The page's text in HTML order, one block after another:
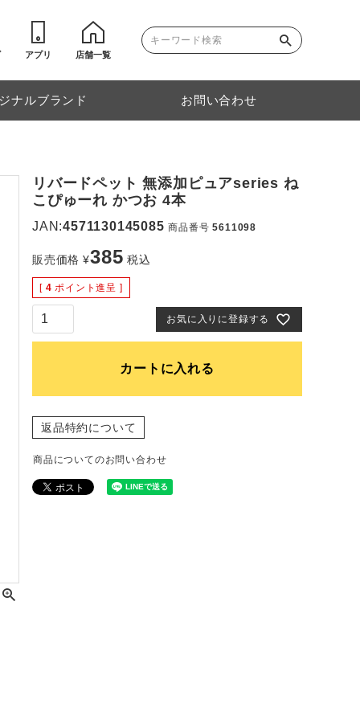
アプリ 店舗一覧
ナルブランド お問い合わせ
リバードペット 無添加ピュアseries ね
こぴゅーれ かつお 4本
JAN:4571130145085 商品番号 5611098
販売価格 ¥385 税込
[ 4 ポイント進呈 ]
お気に入りに登録する
カートに入れる
返品特約について
商品についてのお問い合わせ